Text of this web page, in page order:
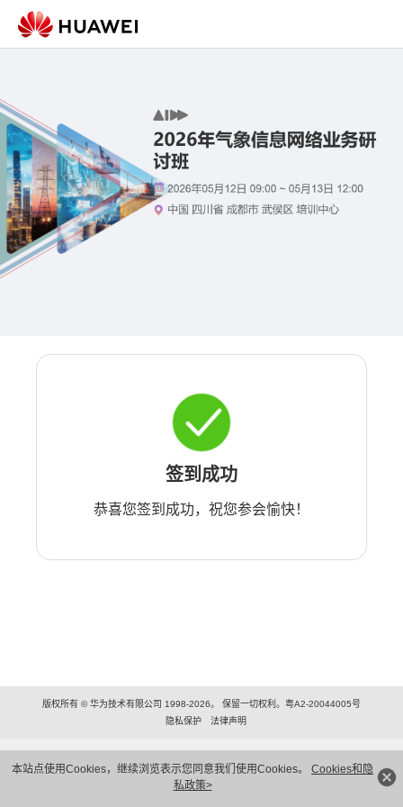
本站点使用Cookies，继续浏览表示您同意我们使用Cookies。 Cookies和隐
私政策>
签到成功
恭喜您签到成功，祝您参会愉快！
版权所有 © 华为技术有限公司 1998-2026。 保留一切权利。粤A2-20044005号
隐私保护
法律声明